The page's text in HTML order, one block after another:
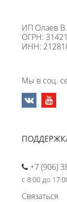
ИП Олаев
ОГРН:
ИНН:
Мы в соц.
+7 (906)
с 8:00 до
Связаться